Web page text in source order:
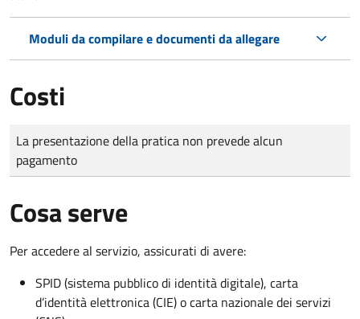
Moduli da compilare e documenti da allegare
Costi
Tipo di pagamento
Importo
La presentazione della pratica non prevede alcun
pagamento
Cosa serve
Per accedere al servizio, assicurati di avere:
SPID (sistema pubblico di identità digitale), carta
d’identità elettronica (CIE) o carta nazionale dei servizi